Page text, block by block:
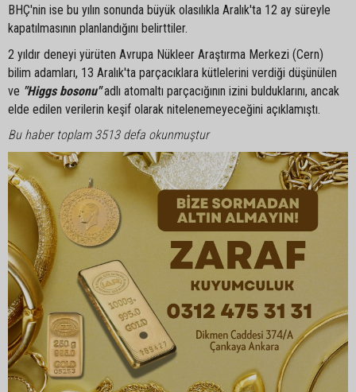
BHÇ'nin ise bu yılın sonunda büyük olasılıkla Aralık'ta 12 ay süreyle
kapatılmasının planlandığını belirttiler.
2 yıldır deneyi yürüten Avrupa Nükleer Araştırma Merkezi (Cern)
bilim adamları, 13 Aralık'ta parçacıklara kütlelerini verdiği düşünülen
ve "Higgs bosonu"adlı atomaltı parçacığının izini bulduklarını, ancak
elde edilen verilerin keşif olarak nitelenemeyeceğini açıklamıştı.
Bu haber toplam 3513 defa okunmuştur